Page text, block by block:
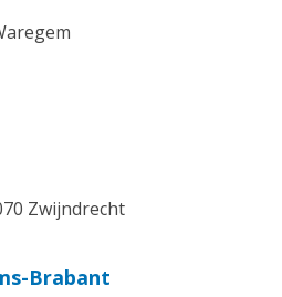
Zwijndrecht
Brabant